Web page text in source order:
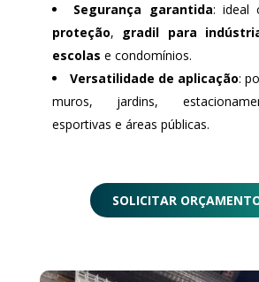
Segurança garantida: ideal
proteção, gradil para
escolas e condomínios.
Versatilidade de aplicação:
muros, jardins,
esportivas e áreas públicas.
SOLICITAR